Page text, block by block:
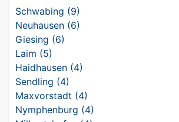
Schwabing (9)
Neuhausen (6)
Giesing (6)
Laim (5)
Haidhausen (4)
Sendling (4)
Maxvorstadt (4)
Nymphenburg (4)